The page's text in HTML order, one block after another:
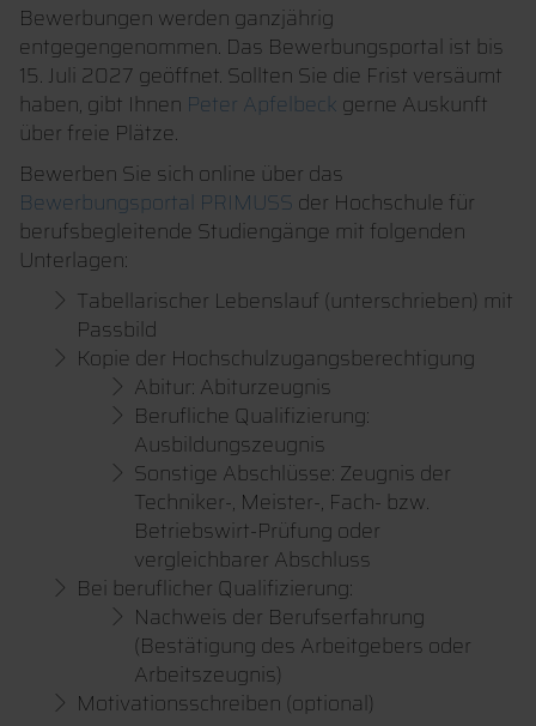
Bewerbungen werden ganzjährig
entgegengenommen. Das Bewerbungsportal ist bis
15. Juli 2027 geöffnet. Sollten Sie die Frist versäumt
haben, gibt Ihnen Peter Apfelbeck gerne Auskunft
über freie Plätze.
Bewerben Sie sich online über das
Bewerbungsportal PRIMUSS der Hochschule für
berufsbegleitende Studiengänge mit folgenden
Unterlagen:
Tabellarischer Lebenslauf (unterschrieben) mit
Passbild
Kopie der Hochschulzugangsberechtigung
Abitur: Abiturzeugnis
Berufliche Qualifizierung:
Ausbildungszeugnis
Sonstige Abschlüsse: Zeugnis der
Techniker-, Meister-, Fach- bzw.
Betriebswirt-Prüfung oder
vergleichbarer Abschluss
Bei beruflicher Qualifizierung:
Nachweis der Berufserfahrung
(Bestätigung des Arbeitgebers oder
Arbeitszeugnis)
Motivationsschreiben (optional)